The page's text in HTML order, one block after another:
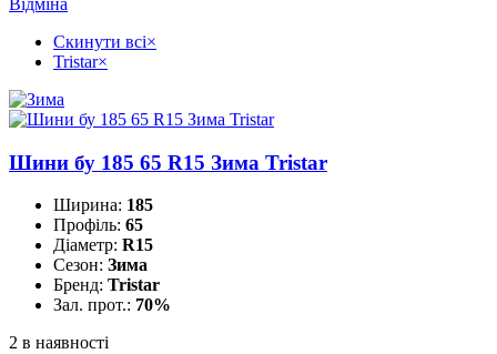
Відміна
Скинути всі×
Tristar×
Шини бу 185 65 R15 Зима Tristar
Ширина: 185
Профіль: 65
Діаметр: R15
Сезон: Зима
Бренд: Tristar
Зал. прот.: 70%
2 в наявності